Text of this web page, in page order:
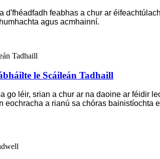
feabhas a chur ar
agus acmhainní.
le Scáileán Tadhaill
léir, srian a chur ar na daoine ar féidir
a rianú sa chóras bainistíochta